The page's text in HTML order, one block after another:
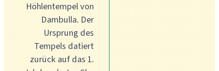
Höhlentempel von
Dambulla. Der
Ursprung des
Tempels datiert
zurück auf das 1.